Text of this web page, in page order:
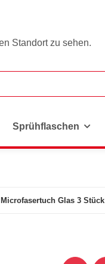
Standort zu sehen.
Sprühflaschen
Glas 3 Stück